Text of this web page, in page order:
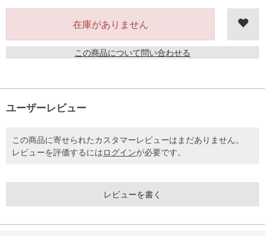
在庫がありません
この商品について問い合わせる
ユーザーレビュー
この商品に寄せられたカスタマーレビューはまだありません。
レビューを評価するにはログインが必要です。
レビューを書く